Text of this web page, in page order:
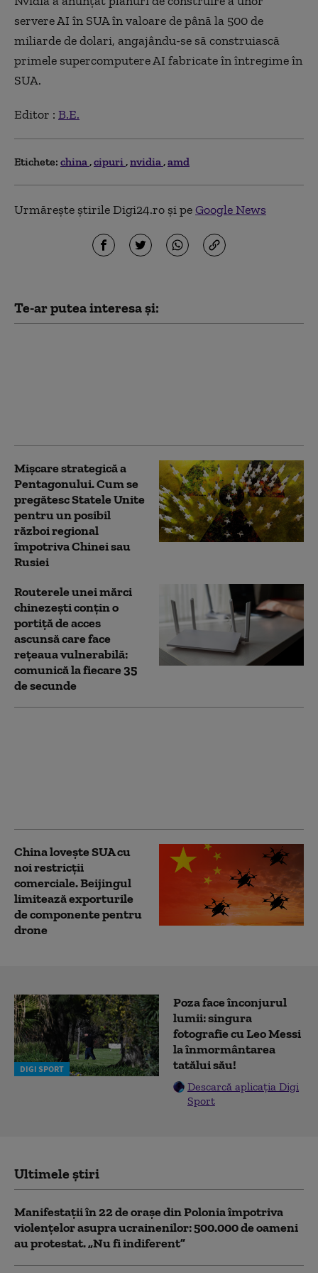
servere AI în SUA în valoare de până la 500 de
miliarde de dolari, angajându-se să construiască
primele supercomputere AI fabricate în întregime în
SUA.
Editor : B.E.
Etichete: china cipuri nvidia amd
Urmărește știrile Digi24.ro și peGoogle News
Te-ar putea interesa și:
Mișcare strategică a
Pentagonului. Cum se
pregătesc Statele Unite
pentru un posibil
război regional
împotriva Chinei sau
Rusiei
Routerele unei mărci
chinezești conțin o
portiță de acces
ascunsă care face
rețeaua vulnerabilă:
comunică la fiecare 35
de secunde
China lovește SUA cu
noi restricții
comerciale. Beijingul
limitează exporturile
de componente pentru
drone
DIGI SPORT
Poza face înconjurul
lumii: singura
fotografie cu Leo Messi
la înmormântarea
tatălui său!
Descarcă aplicația Digi
Sport
Ultimele știri
Manifestații în 22 de orașe din Polonia împotriva
violențelor asupra ucrainenilor: 500.000 de oameni
au protestat. „Nu fi indiferent”